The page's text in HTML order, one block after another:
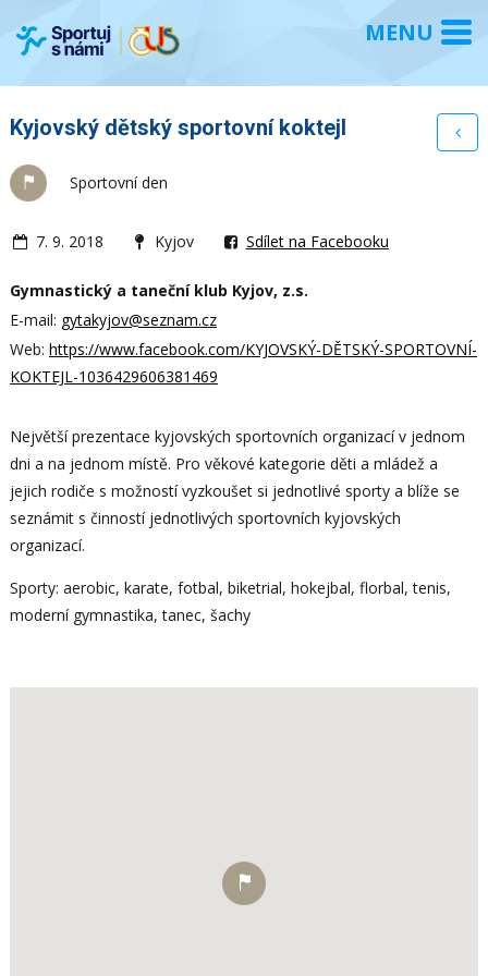
Kyjovský dětský sportovní koktejl
Sportovní den
7. 9. 2018 Kyjov Sdílet na Facebooku
Gymnastický a taneční klub Kyjov, z.s.
E-mail: gytakyjov@seznam.cz
Web: https://www.facebook.com/KYJOVSKÝ-DĚTSKÝ-SPORTOVNÍ-
KOKTEJL-1036429606381469
Největší prezentace kyjovských sportovních organizací v jednom
dni a na jednom místě. Pro věkové kategorie děti a mládež a
jejich rodiče s možností vyzkoušet si jednotlivé sporty a blíže se
seznámit s činností jednotlivých sportovních kyjovských
organizací.
Sporty: aerobic, karate, fotbal, biketrial, hokejbal, florbal, tenis,
moderní gymnastika, tanec, šachy